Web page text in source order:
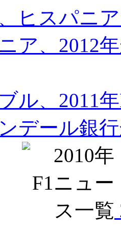
ヒスパニ
ア、2012
ル、2011
デール銀